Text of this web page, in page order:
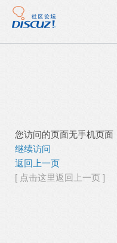
您访问的页面无手机页面
继续访问
返回上一页
[ 点击这里返回上一页 ]